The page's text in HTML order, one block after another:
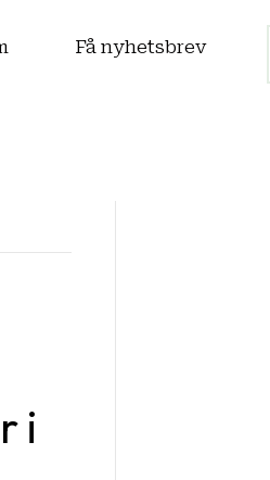
Få nyhetsbrev
i